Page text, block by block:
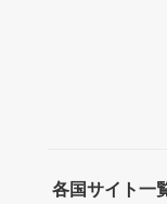
各国サイト一